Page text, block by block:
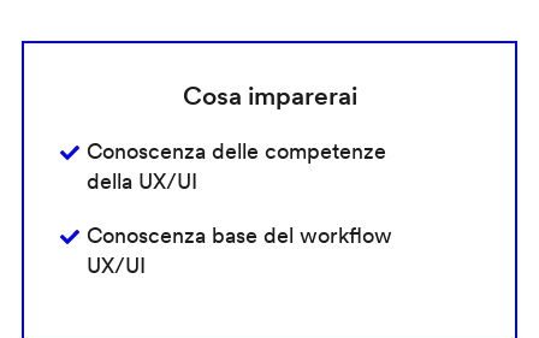
Cosa imparerai
Conoscenza delle competenze
della UX/UI
Conoscenza base del workflow
UX/UI